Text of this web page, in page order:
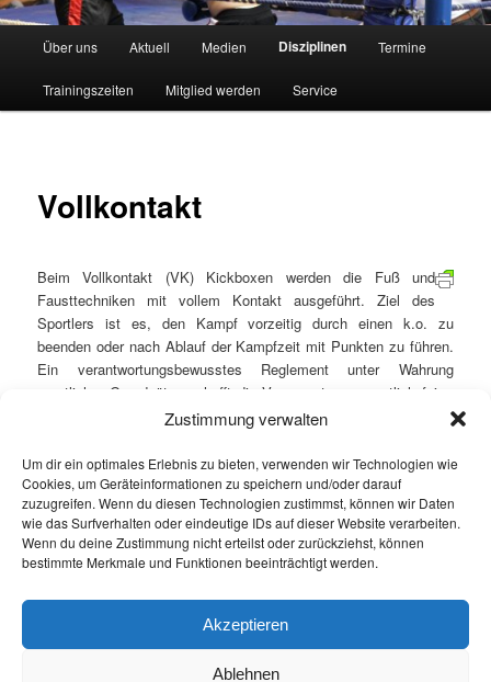
Zustimmung verwalten
Um dir ein optimales Erlebnis zu bieten, verwenden wir Technologien wie
Cookies, um Geräteinformationen zu speichern und/oder darauf
zuzugreifen. Wenn du diesen Technologien zustimmst, können wir Daten
wie das Surfverhalten oder eindeutige IDs auf dieser Website verarbeiten.
Wenn du deine Zustimmung nicht erteilst oder zurückziehst, können
bestimmte Merkmale und Funktionen beeinträchtigt werden.
Akzeptieren
Ablehnen
HauptmenüÜber uns Aktuell Medien Disziplinen Termine
Trainingszeiten Mitglied werden Service
Vollkontakt
Beim Vollkontakt (VK) Kickboxen werden die Fuß und
Fausttechniken mit vollem Kontakt ausgeführt. Ziel des
Sportlers ist es, den Kampf vorzeitig durch einen k.o. zu
beenden oder nach Ablauf der Kampfzeit mit Punkten zu führen.
Ein verantwortungsbewusstes Reglement unter Wahrung
sportlicher Grundsätze schafft die Voraussetzung sportlich fairer
Kämpfe. Im Vollkontakt werden hauptsächlich Fausttechniken
Kämpfe finden im Boxring statt.
Kenne dich selbst, kontrolliere dich, verstehe dich, stähle dich, reinige
dein Denken und halte deinen Körper fit !
Impressum Datenschutz